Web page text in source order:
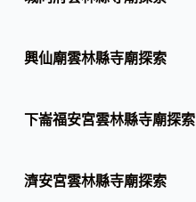
興仙廟雲林縣寺廟探索
下崙福安宮雲林縣寺廟探索
濟安宮雲林縣寺廟探索